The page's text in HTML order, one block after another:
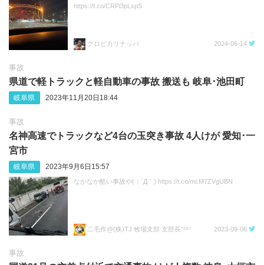
https://t.co/CRPi3pLxpS
クロビカリナッパ 2024-06-14
事故
県道で軽トラックと軽自動車の事故 搬送も 岐阜･池田町
岐阜県 2023年11月20日18:44
事故
名神高速でトラックなど4台の玉突き事故 4人けが 愛知･一
宮市
岐阜県 2023年9月6日15:57
なかなか酷い事故や(；´Д｀) https://t.co/mcM7ZVgUBN
二毛作@(株)TJ 牧場支部 支部長⁺²⁹⁷ 2023-09-06
事故